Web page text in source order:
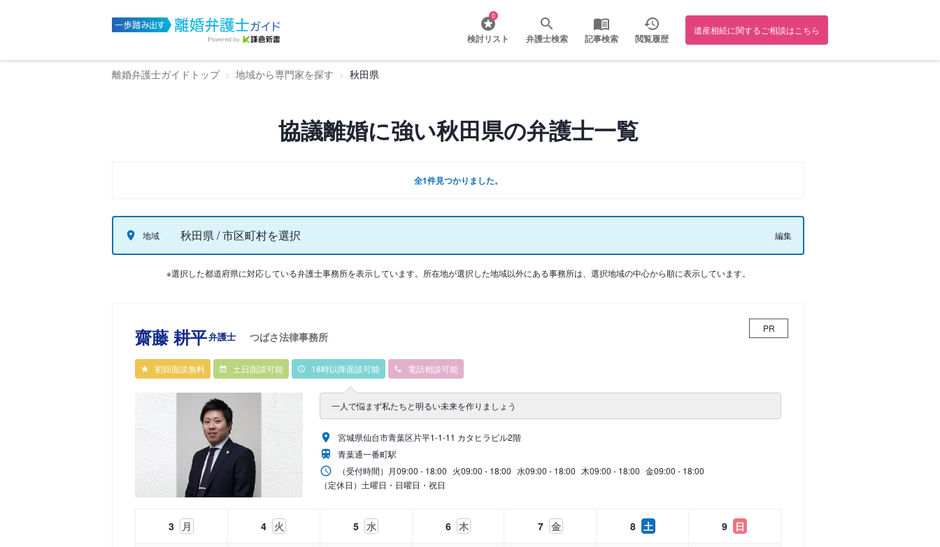
0
検討リスト 弁護士検索 記事検索 閲覧履歴
遺産相続に関するご相談はこちら
離婚弁護士ガイドトップ 地域から専門家を探す 秋田県
協議離婚に強い秋田県の弁護士一覧
全1件見つかりました。
地域 秋田県 / 市区町村を選択 編集
※選択した都道府県に対応している弁護士事務所を表示しています。所在地が選択した地域以外にある事務所は、選択地域の中心から順に表示しています。
齋藤 耕平弁護士 つばさ法律事務所
PR
初回面談無料 土日面談可能 18時以降面談可能 電話相談可能
一人で悩まず私たちと明るい未来を作りましょう
宮城県仙台市青葉区片平1-1-11 カタヒラビル2階
青葉通一番町駅
（受付時間） 月09:00 - 18:00 火09:00 - 18:00 水09:00 - 18:00 木09:00 - 18:00 金09:00 - 18:00
（定休日）土曜日・日曜日・祝日
3 月 4 火 5 水 6 木 7 金 8 土 9 日